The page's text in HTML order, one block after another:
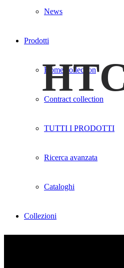
News
Prodotti
Home collection
Contract collection
TUTTI I PRODOTTI
Ricerca avanzata
Cataloghi
Collezioni